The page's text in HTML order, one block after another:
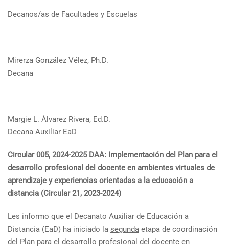
Decanos/as de Facultades y Escuelas
Mirerza González Vélez, Ph.D.
Decana
Margie L. Álvarez Rivera, Ed.D.
Decana Auxiliar EaD
Circular 005, 2024-2025 DAA: Implementación del Plan para el
desarrollo profesional del docente en ambientes virtuales de
aprendizaje y experiencias orientadas a la educación a
distancia (Circular 21, 2023-2024)
Les informo que el Decanato Auxiliar de Educación a
Distancia (EaD) ha iniciado la segunda etapa de coordinación
del Plan para el desarrollo profesional del docente en